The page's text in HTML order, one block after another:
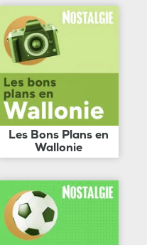
Les Bons Plans en
Wallonie